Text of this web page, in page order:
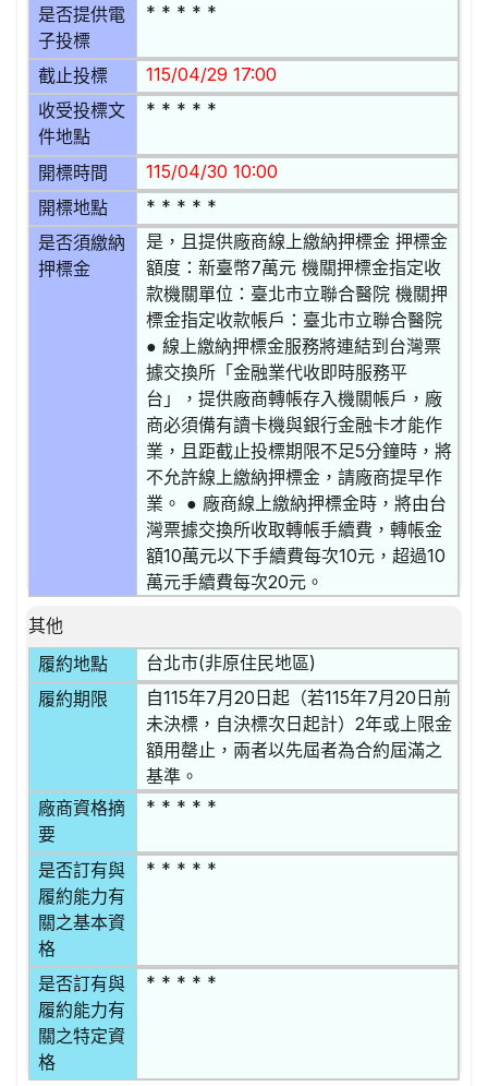
是否提供電
子投標
* * * * *
截止投標 115/04/29 17:00
收受投標文
件地點
* * * * *
開標時間 115/04/30 10:00
開標地點 * * * * *
是否須繳納
押標金
是，且提供廠商線上繳納押標金 押標金
額度：新臺幣7萬元 機關押標金指定收
款機關單位：臺北市立聯合醫院 機關押
標金指定收款帳戶：臺北市立聯合醫院
● 線上繳納押標金服務將連結到台灣票
據交換所「金融業代收即時服務平
台」，提供廠商轉帳存入機關帳戶，廠
商必須備有讀卡機與銀行金融卡才能作
業，且距截止投標期限不足5分鐘時，將
不允許線上繳納押標金，請廠商提早作
業。 ● 廠商線上繳納押標金時，將由台
灣票據交換所收取轉帳手續費，轉帳金
額10萬元以下手續費每次10元，超過10
萬元手續費每次20元。
其他
履約地點
台北市(非原住民地區)
履約期限
自115年7月20日起（若115年7月20日前
未決標，自決標次日起計）2年或上限金
額用罄止，兩者以先屆者為合約屆滿之
基準。
廠商資格摘
要
* * * * *
是否訂有與
履約能力有
關之基本資
格
* * * * *
是否訂有與
履約能力有
關之特定資
格
* * * * *